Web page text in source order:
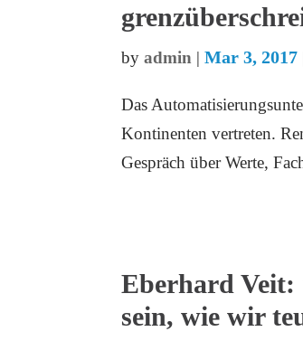
byadmin |Mar 3, 2017
Das
Kontinenten vertreten.
Gespräch über Werte,
Eberhard Veit:
sein, wie wir